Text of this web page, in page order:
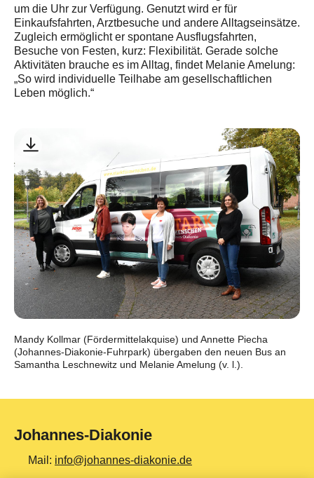
um die Uhr zur Verfügung. Genutzt wird er für
Einkaufsfahrten, Arztbesuche und andere Alltagseinsätze.
Zugleich ermöglicht er spontane Ausflugsfahrten,
Besuche von Festen, kurz: Flexibilität. Gerade solche
Aktivitäten brauche es im Alltag, findet Melanie Amelung:
„So wird individuelle Teilhabe am gesellschaftlichen
Leben möglich.“
Mandy Kollmar (Fördermittelakquise) und Annette Piecha
(Johannes-Diakonie-Fuhrpark) übergaben den neuen Bus an
Samantha Leschnewitz und Melanie Amelung (v. l.).
Johannes-Diakonie
Mail: info@johannes-diakonie.de